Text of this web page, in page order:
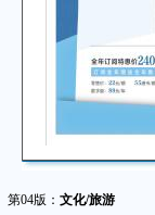
第04版： 文化/旅游